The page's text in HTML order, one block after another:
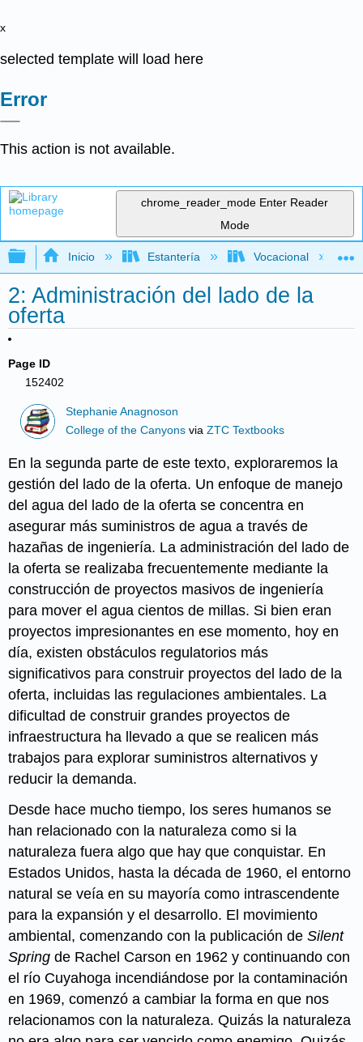
x
selected template will load here
Error
This action is not available.
chrome_reader_mode Enter Reader
Mode
Expandir/contraer jerarquía global
Inicio Estantería Vocacional
2: Administración del lado de la
oferta
Page ID
152402
Stephanie Anagnoson
College of the Canyons viaZTC Textbooks
En la segunda parte de este texto, exploraremos la
gestión del lado de la oferta. Un enfoque de manejo
del agua del lado de la oferta se concentra en
asegurar más suministros de agua a través de
hazañas de ingeniería. La administración del lado de
la oferta se realizaba frecuentemente mediante la
construcción de proyectos masivos de ingeniería
para mover el agua cientos de millas. Si bien eran
proyectos impresionantes en ese momento, hoy en
día, existen obstáculos regulatorios más
significativos para construir proyectos del lado de la
oferta, incluidas las regulaciones ambientales. La
dificultad de construir grandes proyectos de
infraestructura ha llevado a que se realicen más
trabajos para explorar suministros alternativos y
reducir la demanda.
Desde hace mucho tiempo, los seres humanos se
han relacionado con la naturaleza como si la
naturaleza fuera algo que hay que conquistar. En
Estados Unidos, hasta la década de 1960, el entorno
natural se veía en su mayoría como intrascendente
para la expansión y el desarrollo. El movimiento
ambiental, comenzando con la publicación deSilent
Spring de Rachel Carson en 1962 y continuando con
el río Cuyahoga incendiándose por la contaminación
en 1969, comenzó a cambiar la forma en que nos
relacionamos con la naturaleza. Quizás la naturaleza